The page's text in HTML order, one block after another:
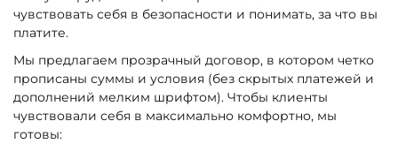
чувствовать себя в безопасности и понимать, за что вы
платите.
Мы предлагаем прозрачный договор, в котором четко
прописаны суммы и условия (без скрытых платежей и
дополнений мелким шрифтом). Чтобы клиенты
чувствовали себя в максимально комфортно, мы
готовы: